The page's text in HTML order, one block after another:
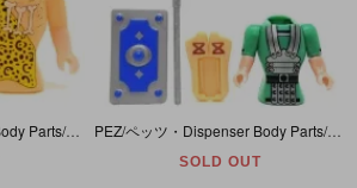
PEZ/ペッツ・Dispenser Body Parts/ディスペンサーボディパーツ 「Caveman/原始人」 PEZ/ペッツ・Dispenser Body Parts/ディスペンサーボディパーツ 「Roman/古代ローマ人」
SOLD OUT